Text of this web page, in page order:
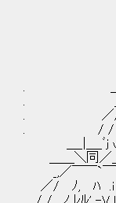
＼ 敵
. ＿＿＼
. _,／￣￣`
. ／/ ﾉ, ﾊ .i
. / / ノ ﾊレ' -
＿_|＿_ﾞj v
＿＿＼同／
_,／￣￣`￣＼､
／/ ﾉ, ﾊ .i i ヽ